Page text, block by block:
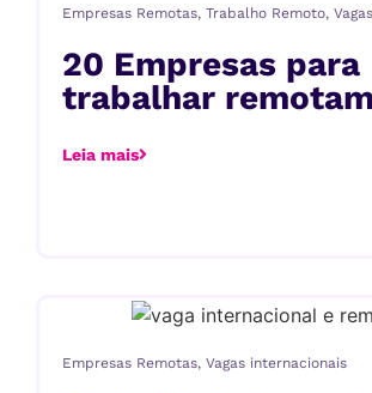
Empresas Remotas,Trabalho Remoto,
20 Empresas para
trabalhar
Leia mais
Empresas Remotas,Vagas internacionais